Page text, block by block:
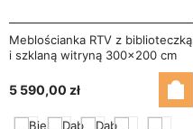
Meblościanka RTV z biblioteczką
i szklaną witryną 300×200 cm
Biel / Dąb Halifax Naturalny –
Agata
5 590,00 zł